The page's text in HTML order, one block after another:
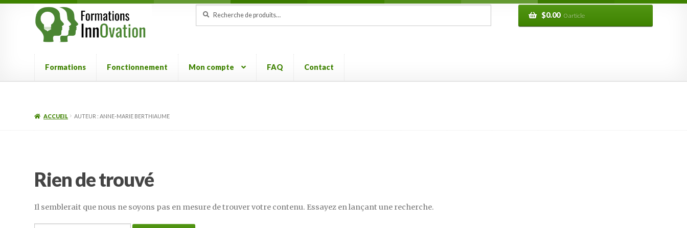
Aller
à
la
navigation
Aller
au
contenu
pour :
$0.00 0 article
Formations Fonctionnement Mon compte FAQ Contact
ACCUEIL AUTEUR : ANNE-MARIE BERTHIAUME
Rien de trouvé
Il semblerait que nous ne soyons pas en mesure de trouver votre contenu. Essayez en lançant une recherche.